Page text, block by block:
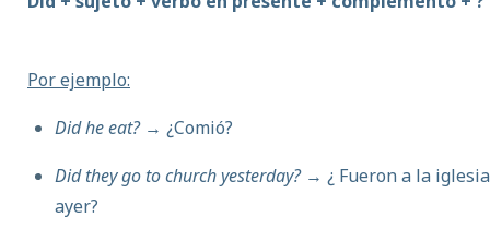
Por ejemplo:
Did he eat? → ¿Comió?
Did they go to church yesterday?→ ¿ Fueron a la iglesia
ayer?